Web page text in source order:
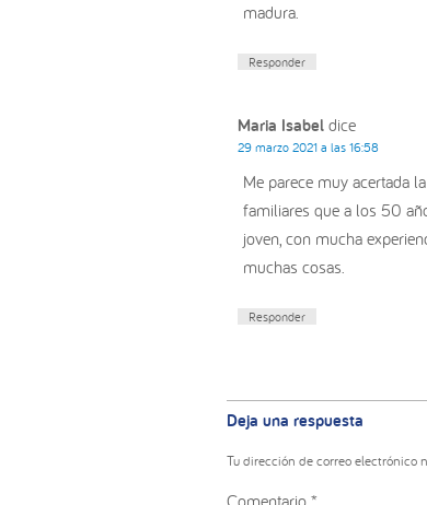
madura.
Responder
Maria Isabel dice
29 marzo 2021 a las 16:58
Me parece muy acertada
familiares que a los 50
joven, con mucha
muchas cosas.
Responder
Deja una respuesta
Tu dirección de correo electrónico
Comentario *